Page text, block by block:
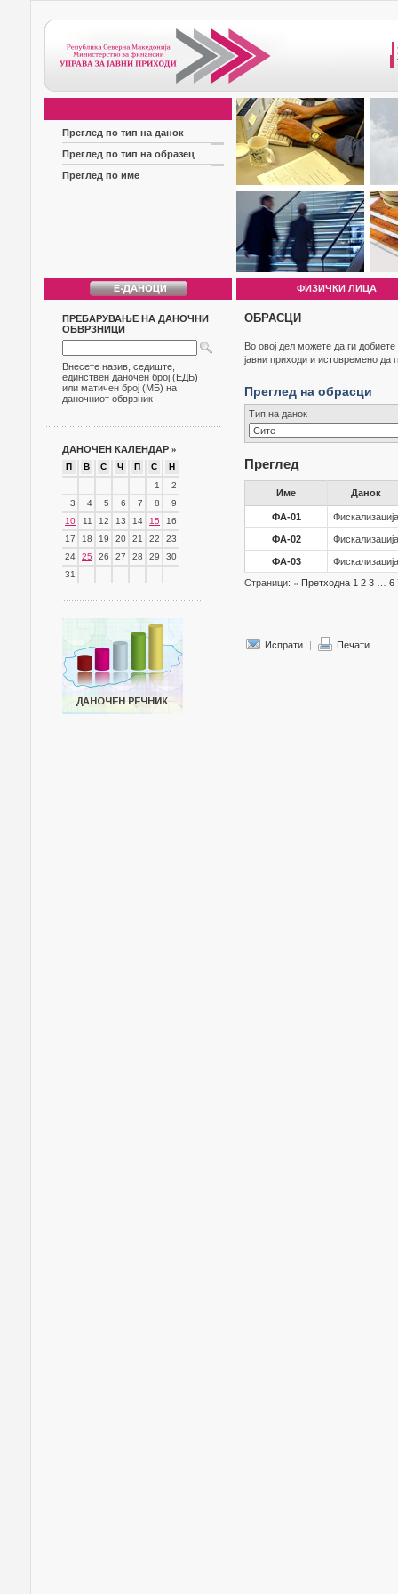
Преглед по тип на данок
Преглед по тип на образец
Преглед по име
ФИЗИЧКИ ЛИЦА
ПРЕБАРУВАЊЕ НА ДАНОЧНИ
ОБВРЗНИЦИ
Внесете назив, седиште,
единствен даночен број (ЕДБ)
или матичен број (МБ) на
даночниот обврзник
ДАНОЧЕН КАЛЕНДАР »
П В С Ч П С
Н
1
2
3
4 5 6 7 8
9
10
11 12 13 14 15
16
17
18 19 20 21 22
23
24
25 26 27 28 29
30
31
ОБРАСЦИ
Во овој дел можете да ги
јавни приходи и истовремено
Преглед на обрасци
Тип на данок
Преглед
Име Данок
ФА-01 Фискализација
ФА-02 Фискализација
ФА-03
Фискализација
Страници: « Претходна 1 2 3 6
Испрати | Печати